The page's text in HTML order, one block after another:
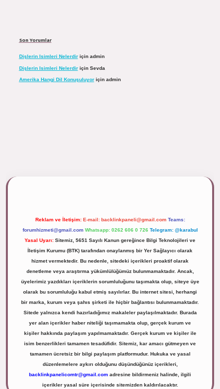
Son Yorumlar
Dişlerin Isimleri Nelerdiriçin admin
Dişlerin Isimleri Nelerdiriçin Sevda
Amerika Hangi Dil Konuşuluyoriçin admin
Reklam ve İletişim: E-mail: backlinkpaneli@gmail.com Teams:
forumhizmeti@gmail.com Whatsapp: 0262 606 0 726 Telegram: @karabul
Yasal Uyarı: Sitemiz, 5651 Sayılı Kanun gereğince Bilgi Teknolojileri ve
İletişim Kurumu (BTK) tarafından onaylanmış bir Yer Sağlayıcı olarak
hizmet vermektedir. Bu nedenle, sitedeki içerikleri proaktif olarak
denetleme veya araştırma yükümlülüğümüz bulunmamaktadır. Ancak,
üyelerimiz yazdıkları içeriklerin sorumluluğunu taşımakta olup, siteye üye
olarak bu sorumluluğu kabul etmiş sayılırlar. Bu internet sitesi, herhangi
bir marka, kurum veya şahıs şirketi ile hiçbir bağlantısı bulunmamaktadır.
Sitede yalnızca kendi hazırladığımız makaleler paylaşılmaktadır. Burada
yer alan içerikler haber niteliği taşımamakta olup, gerçek kurum ve
kişiler hakkında paylaşım yapılmamaktadır. Gerçek kurum ve kişiler ile
isim benzerlikleri tamamen tesadüfidir. Sitemiz, kar amacı gütmeyen ve
tamamen ücretsiz bir bilgi paylaşım platformudur. Hukuka ve yasal
düzenlemelere aykırı olduğunu düşündüğünüz içerikleri,
backlinkpanelicomtr@gmail.com adresine bildirmeniz halinde, ilgili
içerikler yasal süre içerisinde sitemizden kaldırılacaktır.